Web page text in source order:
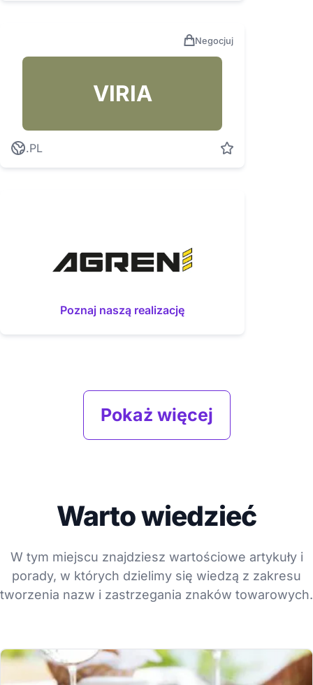
Negocjuj
VIRIA
.PL
Poznaj naszą realizację
Pokaż więcej
Warto wiedzieć
W tym miejscu znajdziesz wartościowe artykuły i
porady, w których dzielimy się wiedzą z zakresu
tworzenia nazw i zastrzegania znaków towarowych.